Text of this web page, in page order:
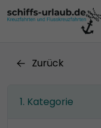
Zurück
Kategorie